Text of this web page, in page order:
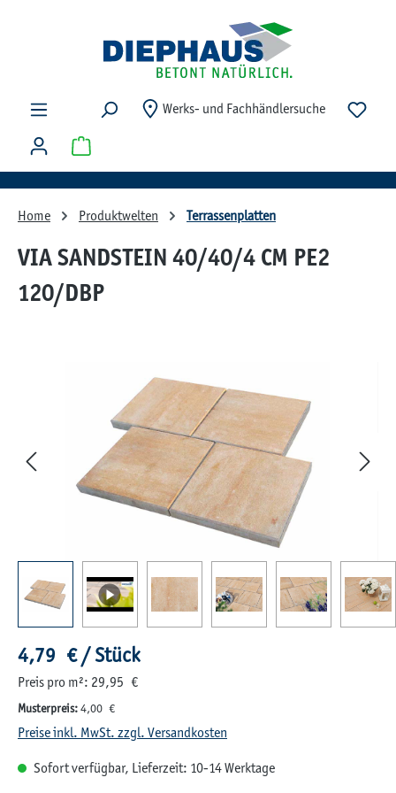
Werks- und Fachhändlersuche Du
Warenkorb enthält 0 Positionen. Der Gesamtwert
Home Produktwelten Terrassenplatten
VIA SANDSTEIN 40/40/4 CM PE2
120/DBP
Regulärer Preis:
4,79 € / Stück
Preis pro m²: 29,95 €
Musterpreis: 4,00 €
Preise inkl. MwSt. zzgl. Versandkosten
Sofort verfügbar, Lieferzeit: 10-14 Werktage